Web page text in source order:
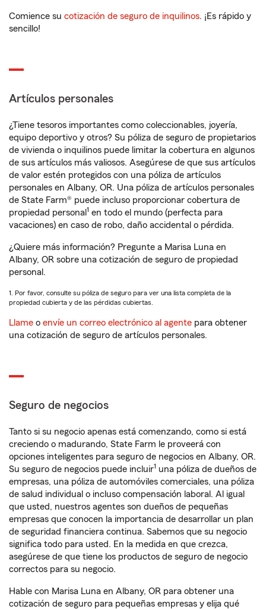
Comience su cotización de seguro de inquilinos. ¡Es rápido y
sencillo!
Artículos personales
¿Tiene tesoros importantes como coleccionables, joyería,
equipo deportivo y otros? Su póliza de seguro de propietarios
de vivienda o inquilinos puede limitar la cobertura en algunos
de sus artículos más valiosos. Asegúrese de que sus artículos
de valor estén protegidos con una póliza de artículos
personales en Albany, OR. Una póliza de artículos personales
de State Farm® puede incluso proporcionar cobertura de
propiedad personal 1 en todo el mundo (perfecta para
vacaciones) en caso de robo, daño accidental o pérdida.
¿Quiere más información? Pregunte a Marisa Luna en
Albany, OR sobre una cotización de seguro de propiedad
personal.
1. Por favor, consulte su póliza de seguro para ver una lista completa de la
propiedad cubierta y de las pérdidas cubiertas.
Llame o envíe un correo electrónico al agente para obtener
una cotización de seguro de artículos personales.
Seguro de negocios
Tanto si su negocio apenas está comenzando, como si está
creciendo o madurando, State Farm le proveerá con
opciones inteligentes para seguro de negocios en Albany, OR.
Su seguro de negocios puede incluir1 una póliza de dueños de
empresas, una póliza de automóviles comerciales, una póliza
de salud individual o incluso compensación laboral. Al igual
que usted, nuestros agentes son dueños de pequeñas
empresas que conocen la importancia de desarrollar un plan
de seguridad financiera continua. Sabemos que su negocio
significa todo para usted. En la medida en que crezca,
asegúrese de que tiene los productos de seguro de negocio
correctos para su negocio.
Hable con Marisa Luna en Albany, OR para obtener una
cotización de seguro para pequeñas empresas y elija qué